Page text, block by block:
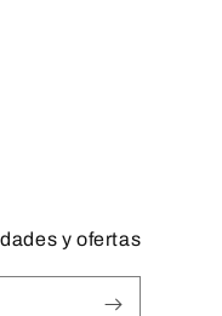
y ofertas